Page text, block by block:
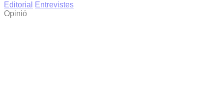
Editorial
Entrevistes
Opinió